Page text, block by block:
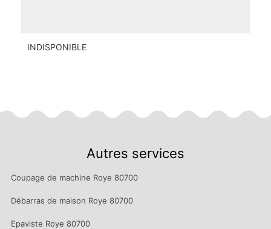
INDISPONIBLE
Autres services
Coupage de machine Roye 80700
Débarras de maison Roye 80700
Epaviste Roye 80700